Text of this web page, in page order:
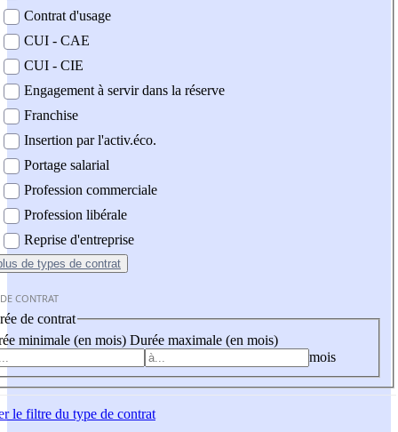
Contrat d'usage
CUI - CAE
CUI - CIE
Engagement à servir dans la réserve
Franchise
Insertion par l'activ.éco.
Portage salarial
Profession commerciale
Profession libérale
Reprise d'entreprise
de types de contrat
CONTRAT
de contrat
minimale (en mois) Durée maximale (en mois)
mois
le filtre du type de contrat